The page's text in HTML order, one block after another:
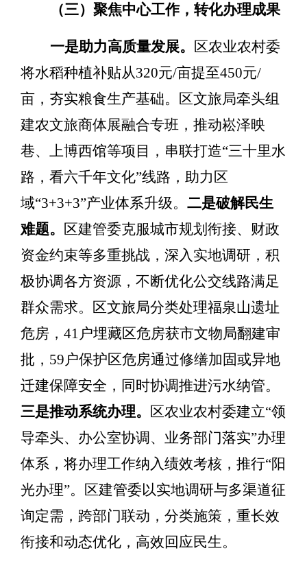
（三）聚焦中心工作，转化办理成果
一是助力高质量发展。 区农业农村委
将水稻种植补贴从320元/亩提至450元/
亩，夯实粮食生产基础。区文旅局牵头组
建农文旅商体展融合专班，推动崧泽映
巷、上博西馆等项目，串联打造“三十里水
路，看六千年文化”线路，助力区
域“3+3+3”产业体系升级。二是破解民生
难题。 区建管委克服城市规划衔接、财政
资金约束等多重挑战 ，深入实地调研，积
极协调各方资源，不断优化公交线路满足
群众需求。区文旅局分类处理福泉山遗址
危房 ，41 户埋藏区危房获市文物局翻建审
批， 59 户保护区危房通过修缮加固或异地
迁建保障安全，同时协调推进污水纳管。
三是推动系统办理。 区农业农村委建立“领
导牵头、办公室协调、业务部门落实”办理
体系，将办理工作纳入绩效考核，推行“阳
光办理”。 区建管委以实地调研与多渠道征
询定需，跨部门联动，分类施策，重长效
衔接和动态优化，高效回应民生。